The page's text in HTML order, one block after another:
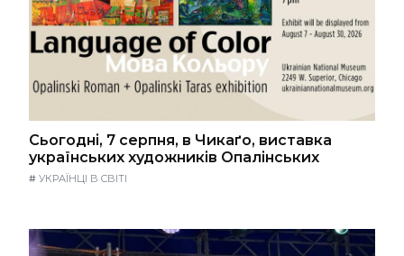
Сьогодні, 7 серпня, в Чикаґо, виставка
українських художників Опалінських
# УКРАЇНЦІ В СВІТІ